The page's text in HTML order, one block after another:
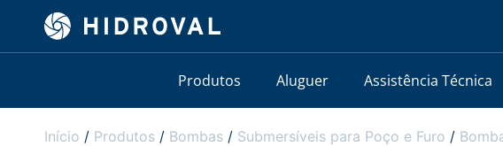
Produtos Aluguer Assistência Técnica
Início / Produtos / Bombas / Submersíveis para Poço e Furo /